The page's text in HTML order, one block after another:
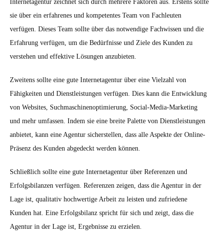
Internetagentur zeichnet sich durch mehrere Faktoren aus. Erstens sollte
sie über ein erfahrenes und kompetentes Team von Fachleuten
verfügen. Dieses Team sollte über das notwendige Fachwissen und die
Erfahrung verfügen, um die Bedürfnisse und Ziele des Kunden zu
verstehen und effektive Lösungen anzubieten.
Zweitens sollte eine gute Internetagentur über eine Vielzahl von
Fähigkeiten und Dienstleistungen verfügen. Dies kann die Entwicklung
von Websites, Suchmaschinenoptimierung, Social-Media-Marketing
und mehr umfassen. Indem sie eine breite Palette von Dienstleistungen
anbietet, kann eine Agentur sicherstellen, dass alle Aspekte der Online-
Präsenz des Kunden abgedeckt werden können.
Schließlich sollte eine gute Internetagentur über Referenzen und
Erfolgsbilanzen verfügen. Referenzen zeigen, dass die Agentur in der
Lage ist, qualitativ hochwertige Arbeit zu leisten und zufriedene
Kunden hat. Eine Erfolgsbilanz spricht für sich und zeigt, dass die
Agentur in der Lage ist, Ergebnisse zu erzielen.